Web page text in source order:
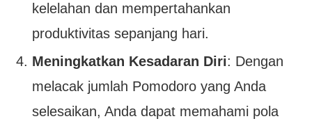
kelelahan dan mempertahankan
produktivitas sepanjang hari.
Meningkatkan Kesadaran Diri: Dengan
melacak jumlah Pomodoro yang Anda
selesaikan, Anda dapat memahami pola